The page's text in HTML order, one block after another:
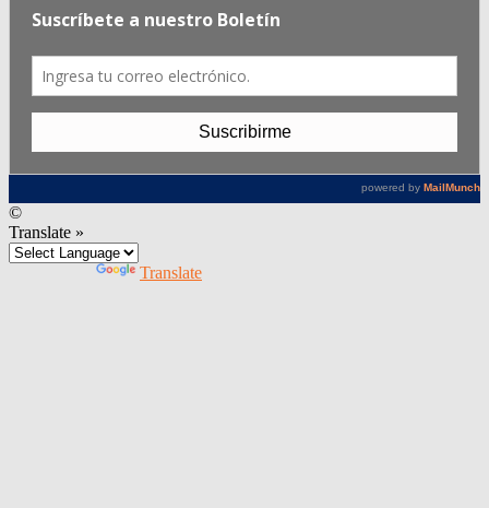
©
Translate »
Translate